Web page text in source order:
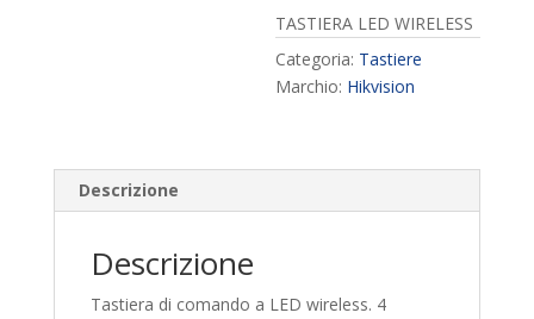
TASTIERA LED WIRELESS
Categoria: Tastiere
Marchio: Hikvision
Descrizione
Descrizione
Tastiera di comando a LED wireless. 4